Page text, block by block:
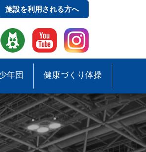
施設を利用される方へ
年団 健康づくり体操